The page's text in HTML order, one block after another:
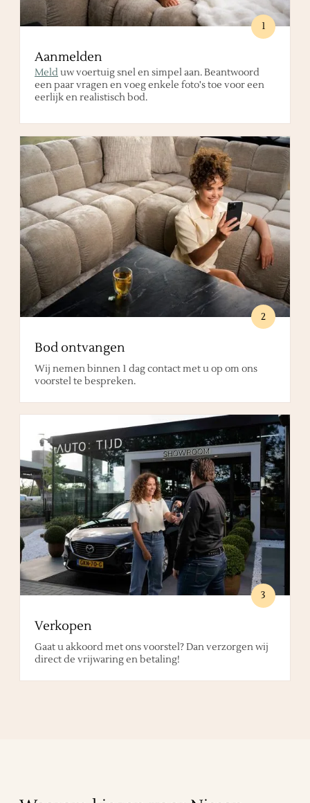
1
Aanmelden
Melduw voertuig snel en simpel aan. Beantwoord
een paar vragen en voeg enkele foto's toe voor een
eerlijk en realistisch bod.
2
Bod ontvangen
Wij nemen binnen 1 dag contact met u op om ons
voorstel te bespreken.
3
Verkopen
Gaat u akkoord met ons voorstel? Dan verzorgen wij
direct de vrijwaring en betaling!